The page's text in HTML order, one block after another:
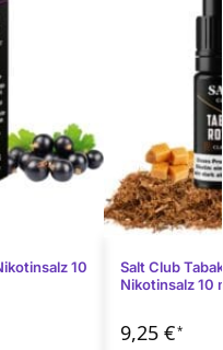
10
Salt Club
Nikotinsalz 10
9,25 €*